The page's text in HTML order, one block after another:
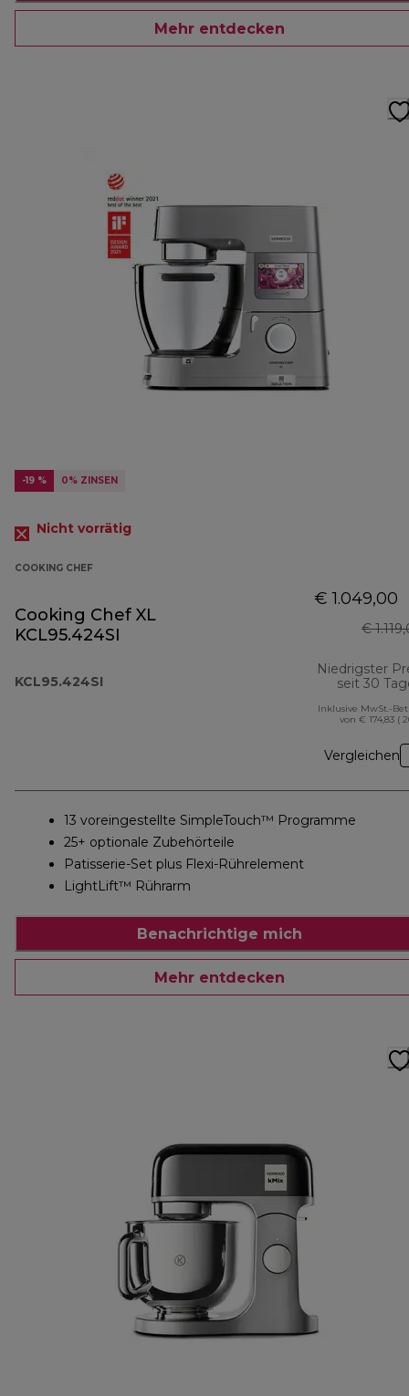
Mehr entdecken
-19 % 0% ZINSEN
Nicht vorrätig
COOKING CHEF
Cooking Chef XL
KCL95.424SI
KCL95.424SI
€ 1.049,00
€
Niedrigster
seit 30
Inklusive MwSt.-
von € 174,83 (
Vergleichen
13 voreingestellte SimpleTouch™ Programme
25+ optionale Zubehörteile
Patisserie-Set plus Flexi-Rührelement
LightLift™ Rührarm
Benachrichtige mich
Mehr entdecken